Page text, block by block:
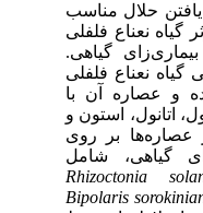
حلال مناسب
نعناع فلفلی
گیاهی.
نعناع فلفلی
آن با
استون و
بر روی
گیاهی، شامل
Rhizoctonia
Bipolaris